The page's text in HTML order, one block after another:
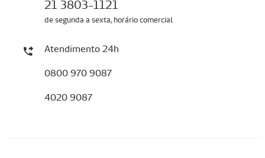
21 3803-1121
de segunda a sexta, horário comercial
Atendimento 24h
0800 970 9087
4020 9087